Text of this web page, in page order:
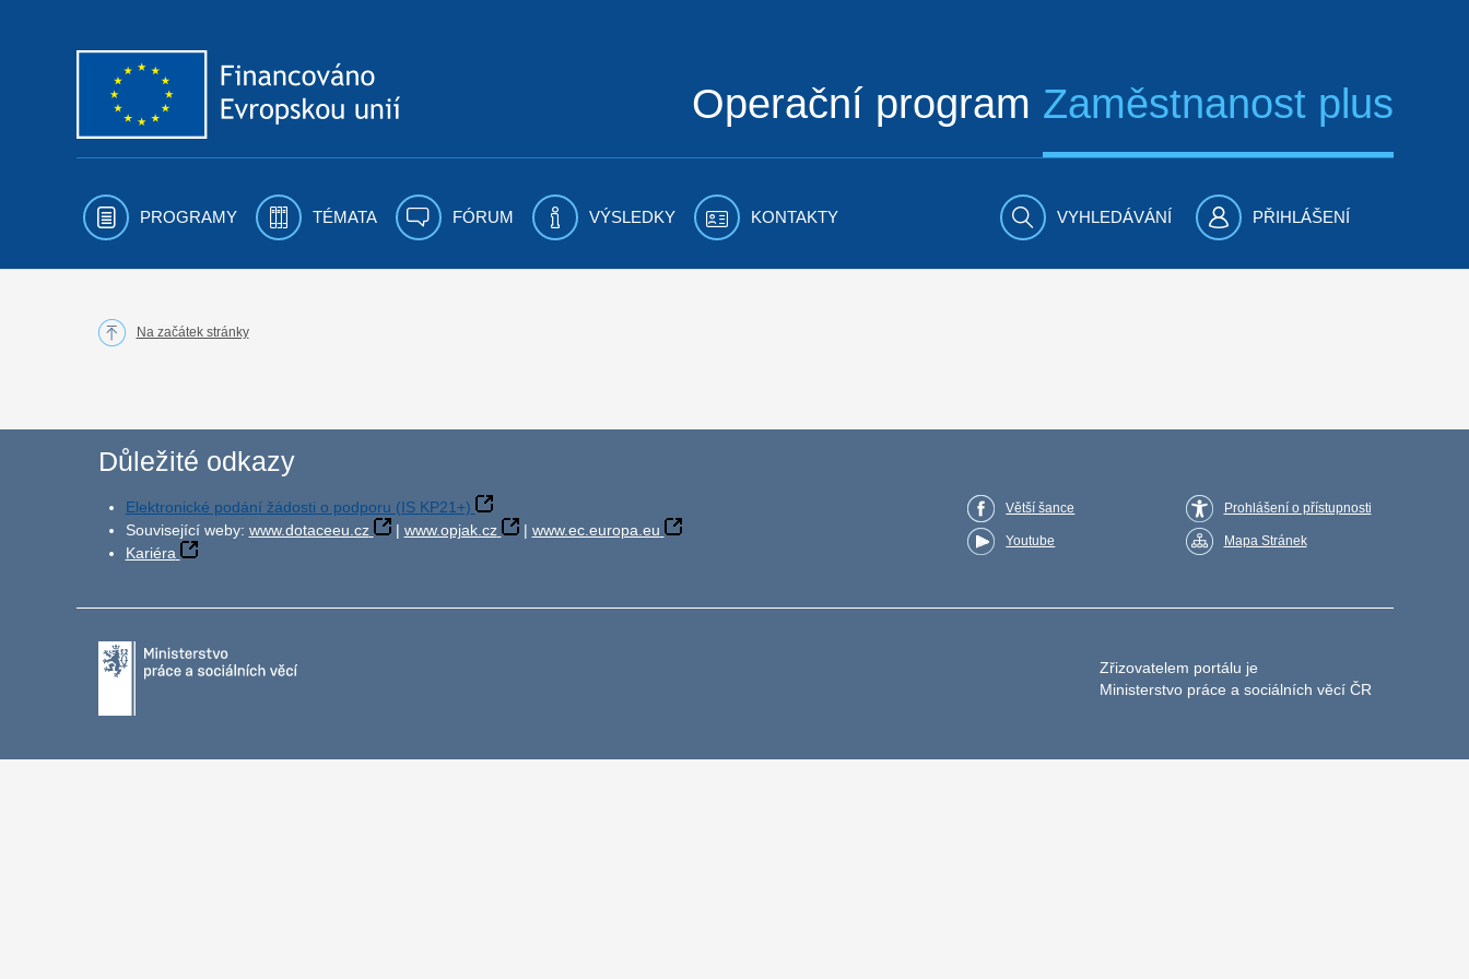
Operační program Zaměstnanost plus
PROGRAMY TÉMATA FÓRUM VÝSLEDKY KONTAKTY VYHLEDÁVÁNÍ PŘIHLÁŠENÍ
Na začátek stránky
Důležité odkazy
Elektronické podání žádosti o podporu (IS KP21+)
Související weby: www.dotaceeu.cz | www.opjak.cz | www.ec.europa.eu
Kariéra
Větší šance
Youtube
Prohlášení o přístupnosti
Mapa Stránek
Zřizovatelem portálu je
Ministerstvo práce a sociálních věcí ČR